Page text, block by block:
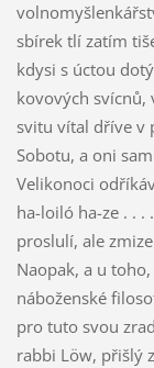
sbírek tlí zatím
kdysi s úctou
kovových svícnů,
svitu vítal dříve v
Sobotu, a oni
Velikonoci
ha-loiló ha-ze . . .
proslulí, ale
Naopak, a u
náboženské
pro tuto svou
rabbi Löw, přišlý